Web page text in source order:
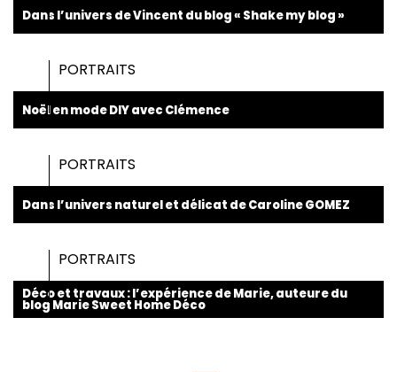
Dans l’univers de Vincent du blog « Shake my blog »
PORTRAITS
Noël en mode DIY avec Clémence
PORTRAITS
Dans l’univers naturel et délicat de Caroline GOMEZ
PORTRAITS
Déco et travaux : l’expérience de Marie, auteure du
blog Marie Sweet Home Déco